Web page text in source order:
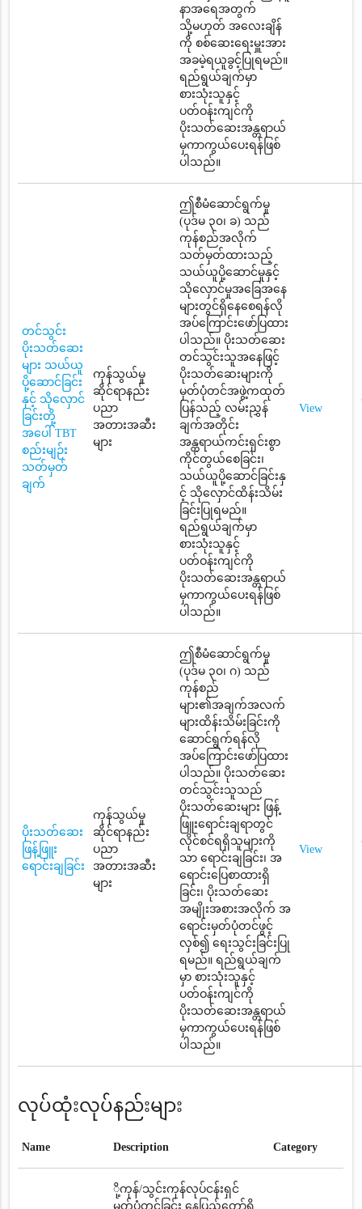
နာအရေအတွက်
သို့မဟုတ် အလေးချိန်
ကို စစ်ဆေးရေးမှူးအား
အခမဲ့ရယူခွင့်ပြုရမည်။
ရည်ရွယ်ချက်မှာ
စားသုံးသူနှင့်
ပတ်ဝန်းကျင်ကို
ပိုးသတ်ဆေးအန္တရာယ်
မှကာကွယ်ပေးရန်ဖြစ်
ပါသည်။
တင်သွင်း
ပိုးသတ်ဆေး
များ သယ်ယူ
ပို့ဆောင်ခြင်း
နှင့် သိုလှောင်
ခြင်းတို့
အပေါ် TBT
စည်းမျဉ်း
သတ်မှတ်
ချက်
ကုန်သွယ်မှု
ဆိုင်ရာနည်း
ပညာ
အတားအဆီး
များ
ဤစီမံဆောင်ရွက်မှု
(ပုဒ်မ ၃၀၊ ခ) သည်
ကုန်စည်အလိုက်
သတ်မှတ်ထားသည့်
သယ်ယူပို့ဆောင်မှုနှင့်
သိုလှောင်မှုအခြေအနေ
များတွင်ရှိနေစေရန်လို
အပ်ကြောင်းဖော်ပြထား
ပါသည်။ ပိုးသတ်ဆေး
တင်သွင်းသူအနေဖြင့်
ပိုးသတ်ဆေးများကို
မှတ်ပုံတင်အဖွဲ့ကထုတ်
ပြန်သည့် လမ်းညွှန်
ချက်အတိုင်း
အန္တရာယ်ကင်းရှင်းစွာ
ကိုင်တွယ်စေခြင်း၊
သယ်ယူပို့ဆောင်ခြင်းနှ
င့် သိုလှောင်ထိန်းသိမ်း
ခြင်းပြုရမည်။
ရည်ရွယ်ချက်မှာ
စားသုံးသူနှင့်
ပတ်ဝန်းကျင်ကို
ပိုးသတ်ဆေးအန္တရာယ်
မှကာကွယ်ပေးရန်ဖြစ်
ပါသည်။
View
ပိုးသတ်ဆေး
ဖြန့်ဖြူး
ရောင်းချခြင်း
ကုန်သွယ်မှု
ဆိုင်ရာနည်း
ပညာ
အတားအဆီး
များ
ဤစီမံဆောင်ရွက်မှု
(ပုဒ်မ ၃၀၊ ဂ) သည်
ကုန်စည်
များ၏အချက်အလက်
များထိန်းသိမ်းခြင်းကို
ဆောင်ရွက်ရန်လို
အပ်ကြောင်းဖော်ပြထား
ပါသည်။ ပိုးသတ်ဆေး
တင်သွင်းသူသည်
ပိုးသတ်ဆေးများ ဖြန့်
ဖြူးရောင်းချရာတွင်
လိုင်စင်ရရှိသူများကို
သာ ရောင်းချခြင်း၊ အ
ရောင်းပြေစာထားရှိ
ခြင်း၊ ပိုးသတ်ဆေး
အမျိုးအစားအလိုက် အ
ရောင်းမှတ်ပုံတင်ဖွင့်
လှစ်၍ ရေးသွင်းခြင်းပြု
ရမည်။ ရည်ရွယ်ချက်
မှာ စားသုံးသူနှင့်
ပတ်ဝန်းကျင်ကို
ပိုးသတ်ဆေးအန္တရာယ်
မှကာကွယ်ပေးရန်ဖြစ်
ပါသည်။
View
လုပ်ထုံးလုပ်နည်းများ
Name Description Category
ို့ကုန်/သွင်းကုန်လုပ်ငန်းရှင်
မှတ်ပုံတင်ခြင်း နေပြည်တော်ရှိ